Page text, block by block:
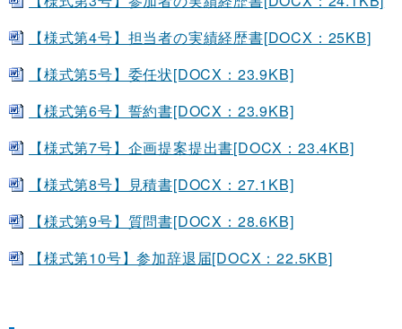
【様式第4号】担当者の実績経歴書[DOCX：25KB]
【様式第5号】委任状[DOCX：23.9KB]
【様式第6号】誓約書[DOCX：23.9KB]
【様式第7号】企画提案提出書[DOCX：23.4KB]
【様式第8号】見積書[DOCX：27.1KB]
【様式第9号】質問書[DOCX：28.6KB]
【様式第10号】参加辞退届[DOCX：22.5KB]